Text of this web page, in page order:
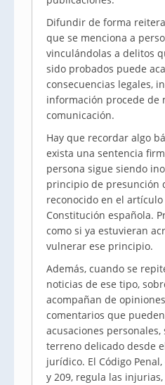
Difundir de forma
que se menciona a
vinculándolas a delitos
sido probados puede
consecuencias legales,
información procede de
comunicación.
Hay que recordar algo
exista una sentencia
persona sigue siendo
principio de presunción
reconocido en el artículo
Constitución española.
como si ya estuvieran
vulnerar ese principio.
Además, cuando se
noticias de ese tipo,
acompañan de
comentarios que
acusaciones
terreno delicado desde
jurídico. El Código
y 209, regula las